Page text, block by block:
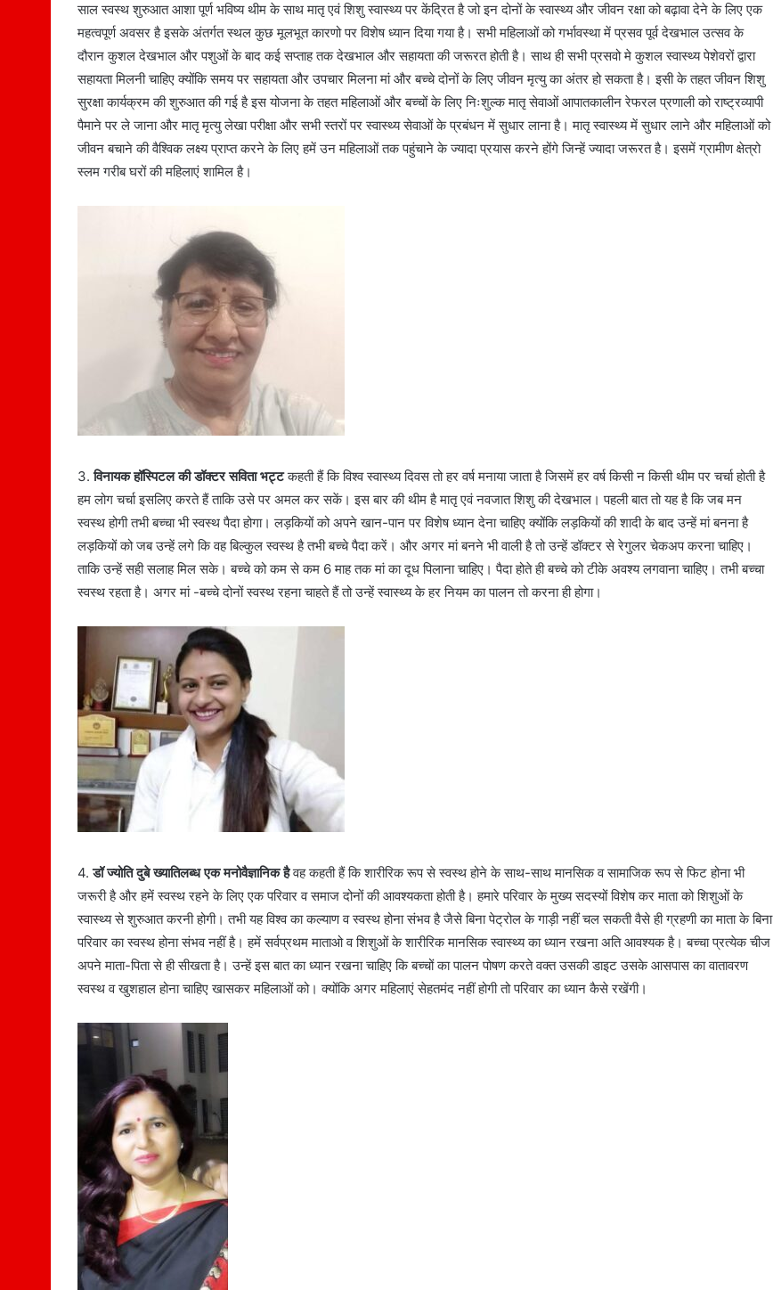
साल स्वस्थ शुरुआत आशा पूर्ण भविष्य थीम के साथ मातृ एवं शिशु स्वास्थ्य पर केंद्रित है जो इन दोनों के स्वास्थ्य और जीवन रक्षा को बढ़ावा देने के लिए एक
महत्वपूर्ण अवसर है इसके अंतर्गत स्थल कुछ मूलभूत कारणो पर विशेष ध्यान दिया गया है। सभी महिलाओं को गर्भावस्था में प्रसव पूर्व देखभाल उत्सव के
दौरान कुशल देखभाल और पशुओं के बाद कई सप्ताह तक देखभाल और सहायता की जरूरत होती है। साथ ही सभी प्रसवो मे कुशल स्वास्थ्य पेशेवरों द्वारा
सहायता मिलनी चाहिए क्योंकि समय पर सहायता और उपचार मिलना मां और बच्चे दोनों के लिए जीवन मृत्यु का अंतर हो सकता है। इसी के तहत जीवन शिशु
सुरक्षा कार्यक्रम की शुरुआत की गई है इस योजना के तहत महिलाओं और बच्चों के लिए निःशुल्क मातृ सेवाओं आपातकालीन रेफरल प्रणाली को राष्ट्रव्यापी
पैमाने पर ले जाना और मातृ मृत्यु लेखा परीक्षा और सभी स्तरों पर स्वास्थ्य सेवाओं के प्रबंधन में सुधार लाना है। मातृ स्वास्थ्य में सुधार लाने और महिलाओं को
जीवन बचाने की वैश्विक लक्ष्य प्राप्त करने के लिए हमें उन महिलाओं तक पहुंचाने के ज्यादा प्रयास करने होंगे जिन्हें ज्यादा जरूरत है। इसमें ग्रामीण क्षेत्रो
स्लम गरीब घरों की महिलाएं शामिल है।
3.विनायक हॉस्पिटल की डॉक्टर सविता भट्टकहती हैं कि विश्व स्वास्थ्य दिवस तो हर वर्ष मनाया जाता है जिसमें हर वर्ष किसी न किसी थीम पर चर्चा होती है
हम लोग चर्चा इसलिए करते हैं ताकि उसे पर अमल कर सकें। इस बार की थीम है मातृ एवं नवजात शिशु की देखभाल। पहली बात तो यह है कि जब मन
स्वस्थ होगी तभी बच्चा भी स्वस्थ पैदा होगा। लड़कियों को अपने खान-पान पर विशेष ध्यान देना चाहिए क्योंकि लड़कियों की शादी के बाद उन्हें मां बनना है
लड़कियों को जब उन्हें लगे कि वह बिल्कुल स्वस्थ है तभी बच्चे पैदा करें। और अगर मां बनने भी वाली है तो उन्हें डॉक्टर से रेगुलर चेकअप करना चाहिए।
ताकि उन्हें सही सलाह मिल सके। बच्चे को कम से कम 6 माह तक मां का दूध पिलाना चाहिए। पैदा होते ही बच्चे को टीके अवश्य लगवाना चाहिए। तभी बच्चा
स्वस्थ रहता है। अगर मां -बच्चे दोनों स्वस्थ रहना चाहते हैं तो उन्हें स्वास्थ्य के हर नियम का पालन तो करना ही होगा।
4. डॉ ज्योति दुबे ख्यातिलब्ध एक मनोवैज्ञानिक हैवह कहती हैं कि शारीरिक रूप से स्वस्थ होने के साथ-साथ मानसिक व सामाजिक रूप से फिट होना भी
जरूरी है और हमें स्वस्थ रहने के लिए एक परिवार व समाज दोनों की आवश्यकता होती है। हमारे परिवार के मुख्य सदस्यों विशेष कर माता को शिशुओं के
स्वास्थ्य से शुरुआत करनी होगी। तभी यह विश्व का कल्याण व स्वस्थ होना संभव है जैसे बिना पेट्रोल के गाड़ी नहीं चल सकती वैसे ही ग्रहणी का माता के बिना
परिवार का स्वस्थ होना संभव नहीं है। हमें सर्वप्रथम माताओ व शिशुओं के शारीरिक मानसिक स्वास्थ्य का ध्यान रखना अति आवश्यक है। बच्चा प्रत्येक चीज
अपने माता-पिता से ही सीखता है। उन्हें इस बात का ध्यान रखना चाहिए कि बच्चों का पालन पोषण करते वक्त उसकी डाइट उसके आसपास का वातावरण
स्वस्थ व खुशहाल होना चाहिए खासकर महिलाओं को। क्योंकि अगर महिलाएं सेहतमंद नहीं होगी तो परिवार का ध्यान कैसे रखेंगी।